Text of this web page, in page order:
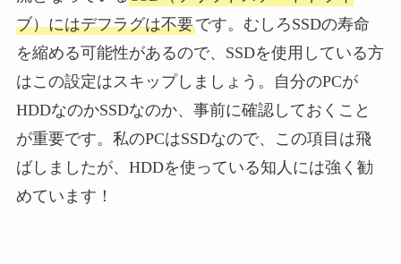
ブ）にはデフラグは不要です。むしろSSDの寿命
を縮める可能性があるので、SSDを使用している方
はこの設定はスキップしましょう。自分のPCが
HDDなのかSSDなのか、事前に確認しておくこと
が重要です。私のPCはSSDなので、この項目は飛
ばしましたが、HDDを使っている知人には強く勧
めています！